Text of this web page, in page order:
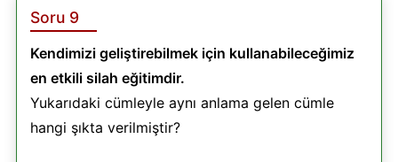
Soru 9
Kendimizi geliştirebilmek için kullanabileceğimiz
en etkili silah eğitimdir.
Yukarıdaki cümleyle aynı anlama gelen cümle
hangi şıkta verilmiştir?